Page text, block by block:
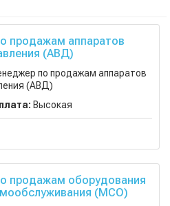
продажам аппаратов
(АВД)
по продажам аппаратов
(АВД)
Высокая
продажам оборудования
(МСО)